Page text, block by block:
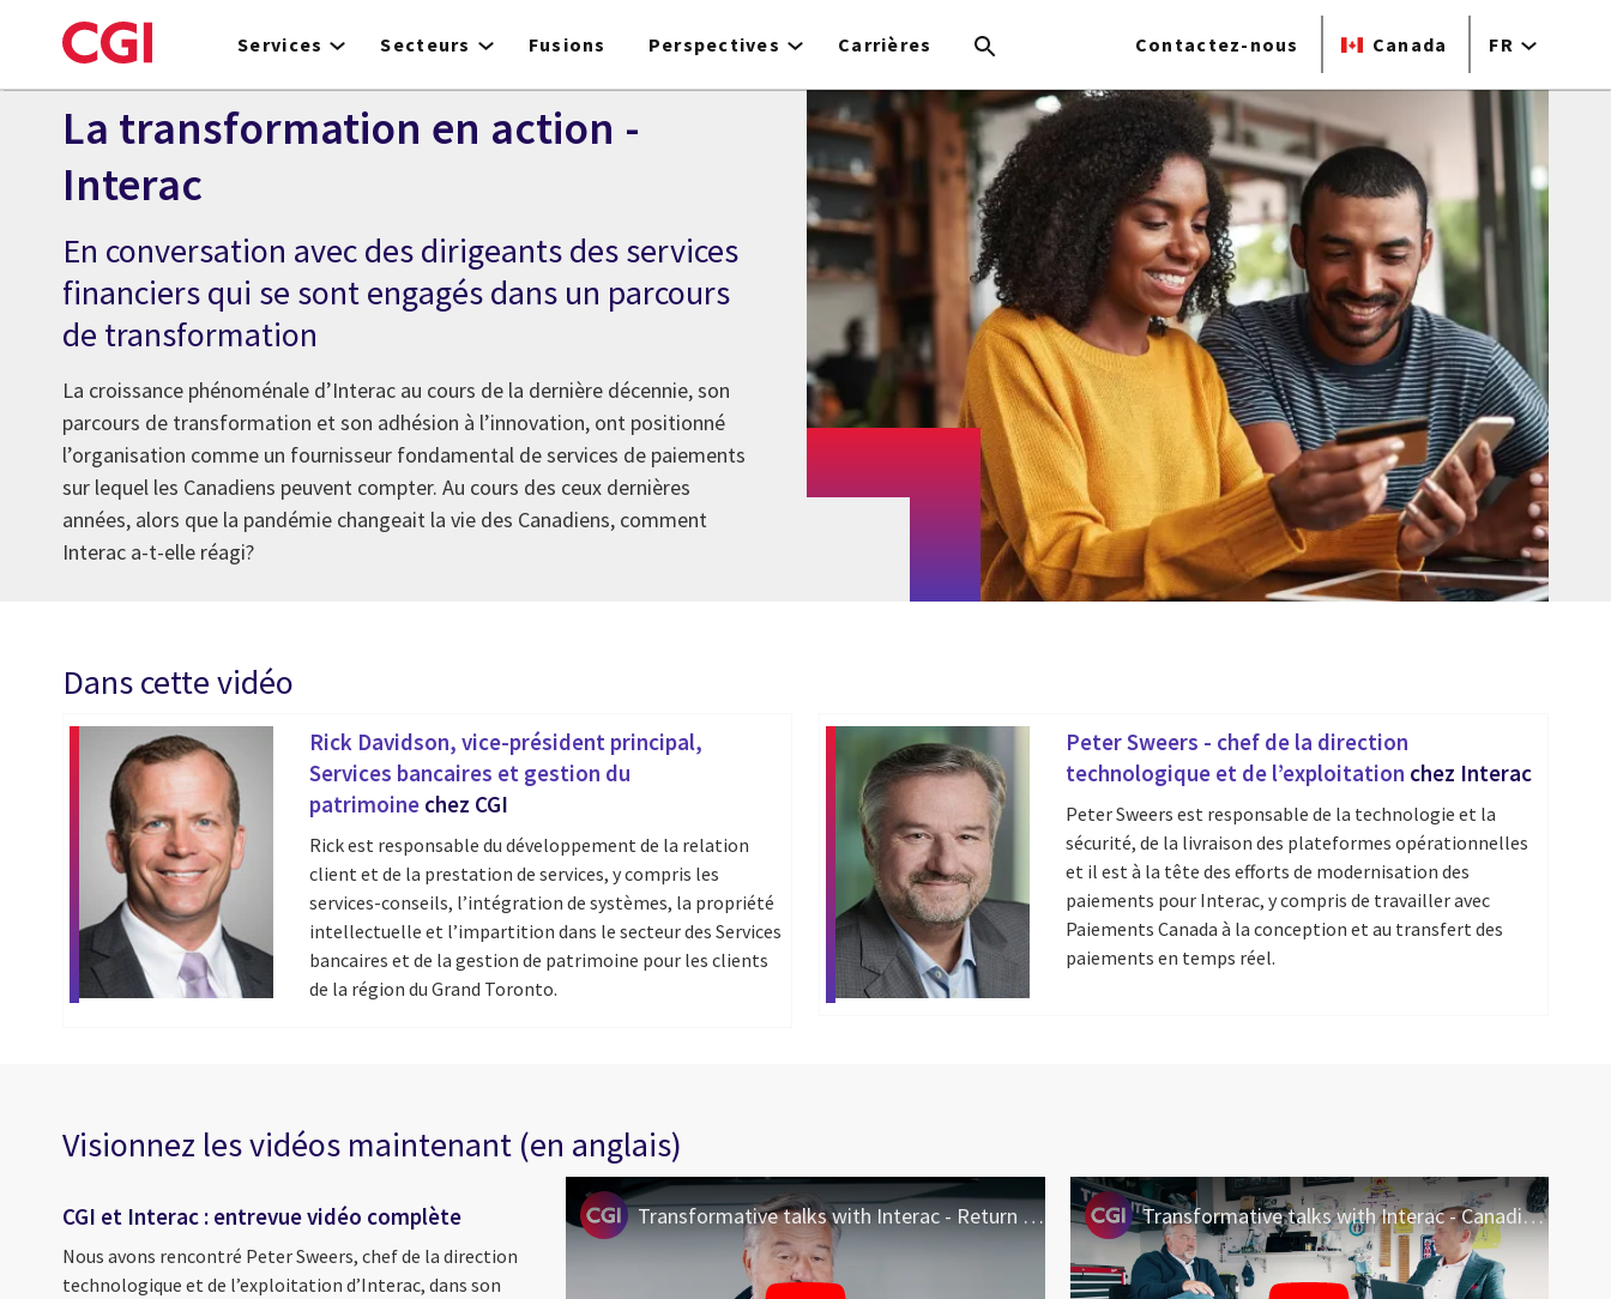
to
Services Secteurs Fusions Perspectives Carrières Contactez-nous Canada FR
La transformation en action -
Interac
En conversation avec des dirigeants des services
financiers qui se sont engagés dans un parcours
de transformation
La croissance phénoménale d’Interac au cours de la dernière décennie, son
parcours de transformation et son adhésion à l’innovation, ont positionné
l’organisation comme un fournisseur fondamental de services de paiements
sur lequel les Canadiens peuvent compter. Au cours des ceux dernières
années, alors que la pandémie changeait la vie des Canadiens, comment
Interac a-t-elle réagi?
Dans cette vidéo
Rick Davidson, vice-président principal,
Services bancaires et gestion du
patrimoine chez CGI
Rick est responsable du développement de la relation
client et de la prestation de services, y compris les
services-conseils, l’intégration de systèmes, la propriété
intellectuelle et l’impartition dans le secteur des Services
bancaires et de la gestion de patrimoine pour les clients
de la région du Grand Toronto.
Peter Sweers - chef de la direction
technologique et de l’exploitation chez Interac
Peter Sweers est responsable de la technologie et la
sécurité, de la livraison des plateformes opérationnelles
et il est à la tête des efforts de modernisation des
paiements pour Interac, y compris de travailler avec
Paiements Canada à la conception et au transfert des
paiements en temps réel.
Visionnez les vidéos maintenant (en anglais)
CGI et Interac : entrevue vidéo complète
Nous avons rencontré Peter Sweers, chef de la direction
technologique et de l’exploitation d’Interac, dans son
Transformative talks with Interac - Return to office Transformative talks with Interac - Canadian spending habits